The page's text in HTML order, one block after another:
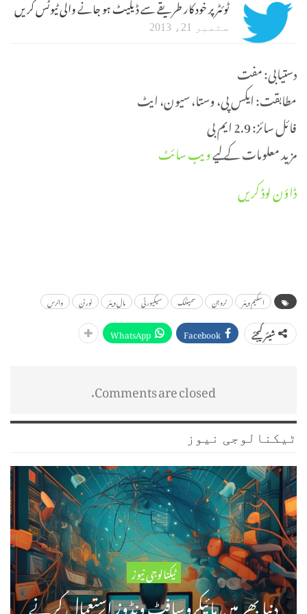
ٹوئٹر پر خود کار طریقے سے ڈیلیٹ ہو جانے والی ٹیوٹس کریں
ستمبر 21، 2013
دستیابی: مفت
مطابقت: ایکس پی، وستا، سیون، ایٹ
فائل سائز: 2.9 ایم بی
مزید معلومات کے لیےویب سائٹ
ڈاؤن لوڈ کریں
اسکیم ویئر ٹروجن سمینٹک سیکیورٹی مال ویئر نورٹن وائرس
شیئر کیجئے Facebook
WhatsApp
Comments are closed.
ٹیکنالوجی نیوز
ٹیکنالوجی نیوز
دنیا بھر میں مائیکروسافٹ ونڈوز استعمال کرنے